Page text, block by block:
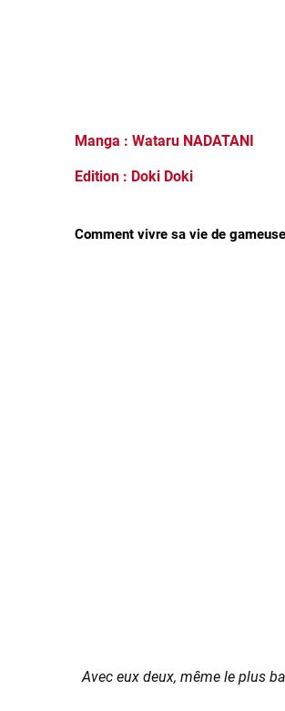
Manga : Wataru NADATANI
Edition : Doki Doki
Comment vivre sa vie de
Avec eux deux, même le plus